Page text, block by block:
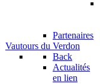
Partenaires
Vautours du Verdon
Back
Actualités
en lien